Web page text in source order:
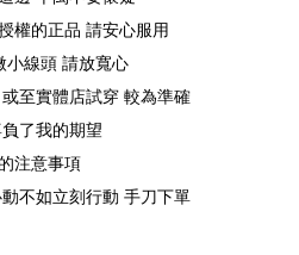
權的正品 請安心服用
小線頭 請放寬心
至實體店試穿 較為準確
了我的期望
注意事項
不如立刻行動 手刀下單